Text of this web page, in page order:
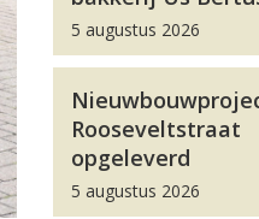
5 augustus 2026
Rooseveltstraat
opgeleverd
5 augustus 2026